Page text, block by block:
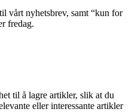
vårt nyhetsbrev, samt “kun for
fredag.
til å lagre artikler, slik at du
eller interessante artikler